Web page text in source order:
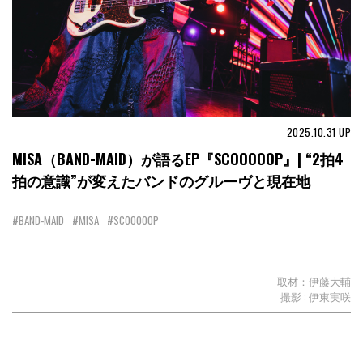
2025.10.31 UP
MISA（BAND-MAID）が語るEP『SCOOOOOP』| “2拍4
拍の意識”が変えたバンドのグルーヴと現在地
#BAND-MAID #MISA #SCOOOOOP
取材：伊藤大輔
撮影 : 伊東実咲